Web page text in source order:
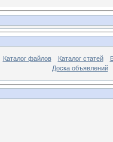
Каталог файлов Каталог статей
Доска объявлений